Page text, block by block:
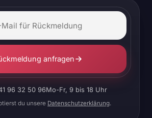
anfragen
96 32 50 96Mo-Fr, 9 bis 18 Uhr
du unsere Datenschutzerklärung.